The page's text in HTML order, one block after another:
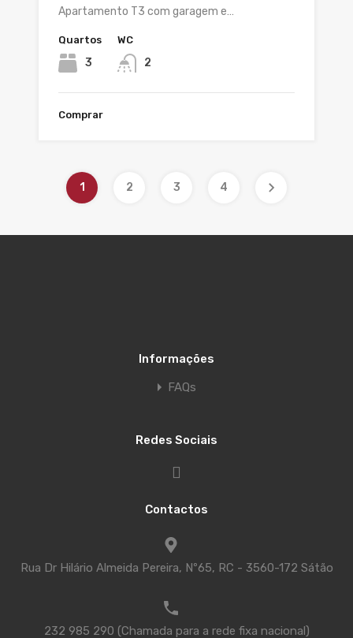
Apartamento T3 com garagem e…
Quartos
3
WC
2
Comprar
1 2 3 4
Informações
FAQs
Redes Sociais
Contactos
Rua Dr Hilário Almeida Pereira, Nº65, RC - 3560-172 Sátão
232 985 290 (Chamada para a rede fixa nacional)